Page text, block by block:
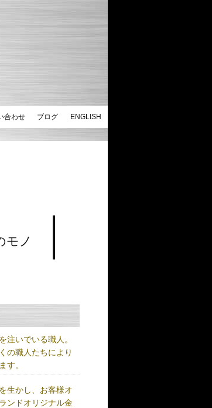
合わせ ブログ ENGLISH
モノ
注いでいる職人。
の職人たちにより
す。
生かし、お客様オ
ンドオリジナル金